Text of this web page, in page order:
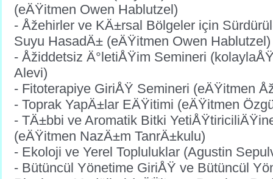
(eÄŸitmen Owen Hablutzel)
- Åžehirler ve KÄ±rsal Bölgeler için
Suyu HasadÄ± (eÄŸitmen Owen Hablutzel)
- Åžiddetsiz Ä°letiÅŸim Semineri
Alevi)
- Fitoterapiye GiriÅŸ Semineri (eÄŸitmen
- Toprak YapÄ±lar EÄŸitimi (eÄŸitmen
- TÄ±bbi ve Aromatik Bitki
(eÄŸitmen NazÄ±m TanrÄ±kulu)
- Ekoloji ve Yerel Topluluklar (Agustin
- Bütüncül Yönetime GiriÅŸ ve Bütüncül